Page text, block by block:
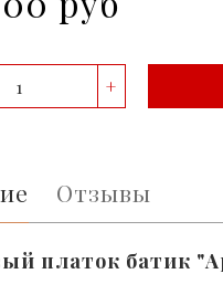
+
Отзывы
платок батик